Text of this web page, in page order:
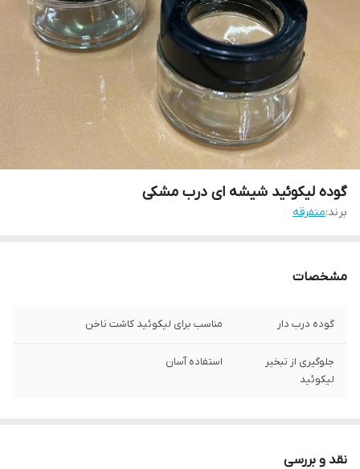
گوده لیکوئید شیشه ای درب مشکی
برند:متفرقه
مشخصات
گوده درب دار مناسب برای لیکوئید کاشت ناخن
جلوگیری از تبخیر
لیکوئید
استفاده آسان
نقد و بررسی